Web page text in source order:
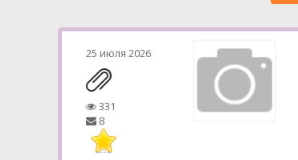
25 июля 2026
331
8